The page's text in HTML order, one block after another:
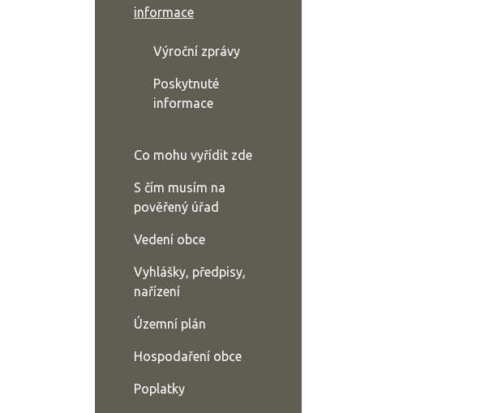
informace
Výroční zprávy
Poskytnuté
informace
Co mohu vyřídit zde
S čím musím na
pověřený úřad
Vedení obce
Vyhlášky, předpisy,
nařízení
Územní plán
Hospodaření obce
Poplatky